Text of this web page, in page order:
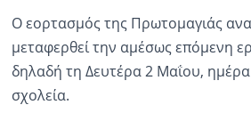
Εκπομπές
Ο εορτασμός της Πρωτομαγιάς
μεταφερθεί την αμέσως επόμενη
δηλαδή τη Δευτέρα 2 Μαΐου,
σχολεία.